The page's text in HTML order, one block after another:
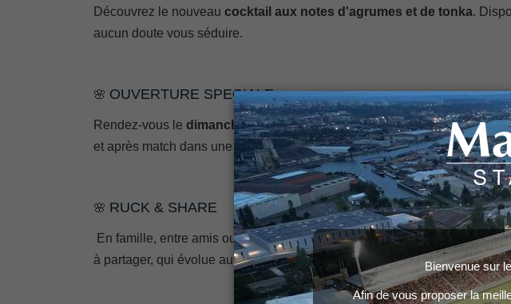
Découvrez le nouveau cocktail aux notes d'agrumes et de tonka.
aucun doute vous séduire.
🌸 OUVERTURE SPECIALE
Rendez-vous le dimanche 6 avril au soir à l'occasion des 1/8 de
et après match dans une ambiance de folie.
🌸 RUCK & SHARE
­ En famille, entre amis ou à deux, venez découvrir le nouveau concept
à partager, qui évolue au fil des semaines.